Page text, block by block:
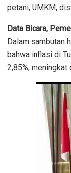
petani, UMKM,
Data Bicara,
Dalam sambutan
bahwa inflasi di
2,85%, meningkat